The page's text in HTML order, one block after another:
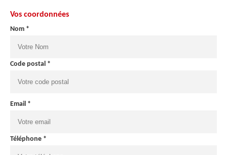
Vos coordonnées
Nom *
Code postal *
Email *
Téléphone *